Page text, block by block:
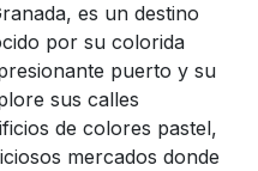
es un destino
por su colorida
puerto y su
sus calles
de colores pastel,
mercados donde